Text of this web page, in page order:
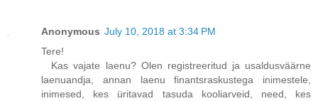
Anonymous July 10, 2018 at 3:34 PM
Tere!
Kas vajate laenu? Olen registreeritud ja usaldusväärne
laenuandja, annan laenu finantsraskustega inimestele,
inimesed, kes üritavad tasuda kooliarveid, need, kes